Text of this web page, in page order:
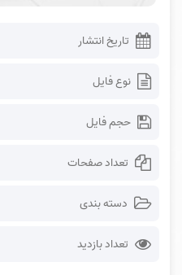
تاریخ انتشار
نوع فایل
حجم فایل
تعداد صفحات
دسته بندی
تعداد بازدید